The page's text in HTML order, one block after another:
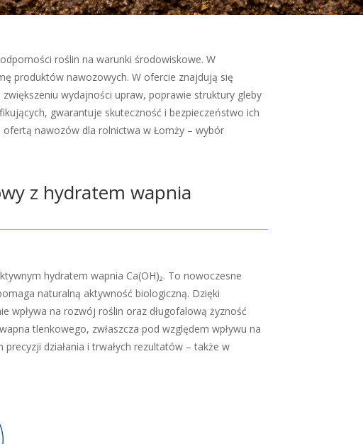
roślin na warunki środowiskowe. W
produktów nawozowych. W ofercie znajdują się
wydajności upraw, poprawie struktury gleby
gwarantuje skuteczność i bezpieczeństwo ich
nawozów dla rolnictwa w Łomży – wybór
z hydratem wapnia
hydratem wapnia Ca(OH)₂. To nowoczesne
naturalną aktywność biologiczną. Dzięki
wpływa na rozwój roślin oraz długofalową żyzność
tlenkowego, zwłaszcza pod względem wpływu na
działania i trwałych rezultatów – także w